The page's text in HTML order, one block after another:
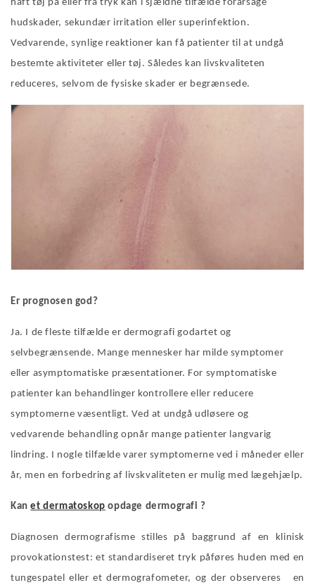
haft tøj på eller fra tryk kan i sjældne tilfælde forårsage
hudskader, sekundær irritation eller superinfektion.
Vedvarende, synlige reaktioner kan få patienter til at undgå
bestemte aktiviteter eller tøj. Således kan livskvaliteten
reduceres, selvom de fysiske skader er begrænsede.
Er prognosen god?
Ja. I de fleste tilfælde er dermografi godartet og
selvbegrænsende. Mange mennesker har milde symptomer
eller asymptomatiske præsentationer. For symptomatiske
patienter kan behandlinger kontrollere eller reducere
symptomerne væsentligt. Ved at undgå udløsere og
vedvarende behandling opnår mange patienter langvarig
lindring. I nogle tilfælde varer symptomerne ved i måneder eller
år, men en forbedring af livskvaliteten er mulig med lægehjælp.
Kanet dermatoskop opdage dermografi ?
Diagnosen dermografisme stilles på baggrund af en klinisk
provokationstest: et standardiseret tryk påføres huden med en
tungespatel eller et dermografometer, og der observeres en